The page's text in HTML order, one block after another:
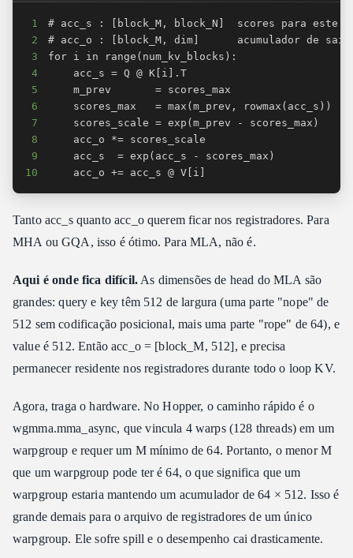
1
2
3
4
5
6
7
8
9
10
    acc_o += acc_s @ V[i]
Tanto acc_s quanto acc_o querem ficar nos registradores. Para
MHA ou GQA, isso é ótimo. Para MLA, não é.
Aqui é onde fica difícil. As dimensões de head do MLA são
grandes: query e key têm 512 de largura (uma parte "nope" de
512 sem codificação posicional, mais uma parte "rope" de 64), e
value é 512. Então acc_o = [block_M, 512], e precisa
permanecer residente nos registradores durante todo o loop KV.
Agora, traga o hardware. No Hopper, o caminho rápido é o
wgmma.mma_async, que vincula 4 warps (128 threads) em um
warpgroup e requer um M mínimo de 64. Portanto, o menor M
que um warpgroup pode ter é 64, o que significa que um
warpgroup estaria mantendo um acumulador de 64 × 512. Isso é
grande demais para o arquivo de registradores de um único
warpgroup. Ele sofre spill e o desempenho cai drasticamente.